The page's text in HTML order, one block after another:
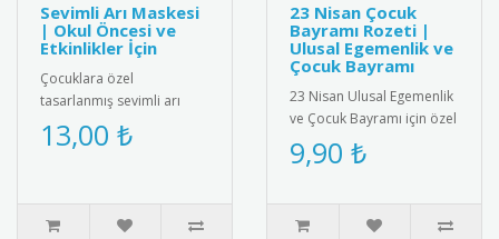
Sevimli Arı Maskesi
| Okul Öncesi ve
Etkinlikler İçin
Çocuklara özel
tasarlanmış sevimli arı
maskesi; okul öncesi
eğitim, tiyatro oyunları,
13,00 ₺
23 Nisan Çocuk
Bayramı Rozeti |
Ulusal Egemenlik ve
Çocuk Bayramı
23 Nisan Ulusal Egemenlik
ve Çocuk Bayramı için özel
tasarlanmış rozet.
Çocuklar için şık ve
9,90 ₺